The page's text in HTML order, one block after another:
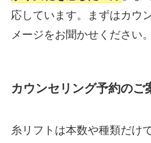
応しています。まずはカウ
メージをお聞かせください。
カウンセリング予約のご
糸リフトは本数や種類だけ